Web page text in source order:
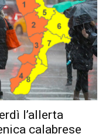
l’allerta
calabrese